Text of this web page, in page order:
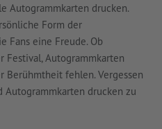
Autogrammkarten drucken.
Form der
Fans eine Freude. Ob
Festival, Autogrammkarten
fehlen. Vergessen
Autogrammkarten drucken zu